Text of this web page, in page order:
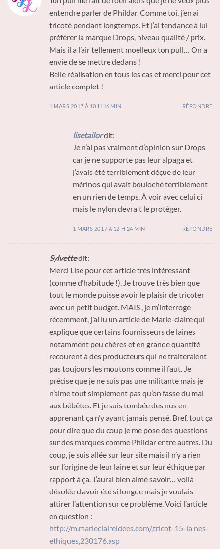
entendre parler de Phildar. Comme toi, j’en ai
tricoté pendant longtemps. Et j’ai tendance à lui
préférer la marque Drops, niveau qualité / prix.
Mais il a l’air tellement moelleux ton pull… On a
envie de se mettre dedans !
Belle réalisation en tous les cas et merci pour cet
article complet !
1 MARS 2017 À 10 H 16 MIN RÉPONDRE
lisetailordit:
Je n’ai pas vraiment d’opinion sur Drops
car je ne supporte pas leur alpaga et
j’avais été terriblement déçue de leur
mérinos qui avait bouloché terriblement
en un rien de temps. À voir avec celui ci
mais le nylon devrait le protéger.
1 MARS 2017 À 12 H 24 MIN RÉPONDRE
Sylvettedit:
Merci Lise pour cet article très intéressant
(comme d’habitude !). Je trouve très bien que
tout le monde puisse avoir le plaisir de tricoter
avec un petit budget. MAIS , je m’interroge :
récemment, j’ai lu un article de Marie-claire qui
explique que certains fournisseurs de laines
notamment peu chères et en grande quantité
recourent à des producteurs qui ne traiteraient
pas toujours les moutons comme il faut. Je
précise que je ne suis pas une militante mais je
n’aime tout simplement pas qu’on fasse du mal
aux bébêtes. Et je suis tombée des nus en
apprenant ça n’y ayant jamais pensé. Bref, tout ça
pour dire que du coup je me pose des questions
sur des marques comme Phildar entre autres. Du
coup, je suis allée sur leur site mais il n’y a rien
sur l’origine de leur laine et sur leur éthique par
rapport à ça. J’aurai bien aimé savoir… voilà
désolée d’avoir été si longue mais je voulais
attirer l’attention sur ce problème. Voici l’article
en question :
http://m.marieclaireidees.com/,tricot-15-laines-
ethiques,230176.asp